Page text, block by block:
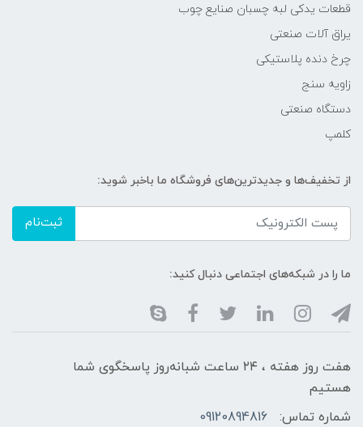
قطعات یدکی لبه چسبان صنایع چوب
یراق آلات صنعتی
چرخ دنده پلاستیکی
زاویه سنج
دستگاه صنعتی
کلمپ
از تخفیف‌ها و جدیدترین‌های فروشگاه ما باخبر شوید:
ثبت‌نام
ما را در شبکه‌های اجتماعی دنبال کنید:
هفت روز هفته ، ۲۴ ساعت شبانه‌روز پاسخگوی شما
هستیم
شماره تماس:
09120894816